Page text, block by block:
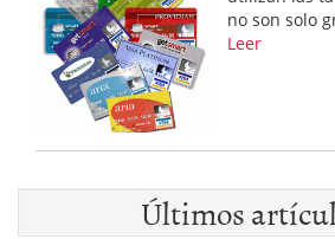
no son solo
Leer
Últimos